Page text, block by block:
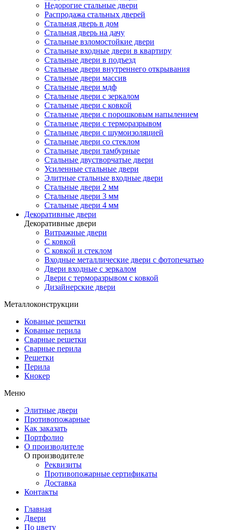
Недорогие стальные двери
Распродажа стальных дверей
Стальная дверь в дом
Стальная дверь на дачу
Стальные взломостойкие двери
Стальные входные двери в квартиру
Стальные двери в подъезд
Стальные двери внутреннего открывания
Стальные двери массив
Стальные двери мдф
Стальные двери с зеркалом
Стальные двери с ковкой
Стальные двери с порошковым напылением
Стальные двери с терморазрывом
Стальные двери с шумоизоляцией
Стальные двери со стеклом
Стальные двери тамбурные
Стальные двустворчатые двери
Усиленные стальные двери
Элитные стальные входные двери
Стальные двери 2 мм
Стальные двери 3 мм
Стальные двери 4 мм
Декоративные двери
Декоративные двери
Витражные двери
С ковкой
С ковкой и стеклом
Входные металлические двери с фотопечатью
Двери входные с зеркалом
Двери с терморазрывом с ковкой
Дизайнерские двери
Металлоконструкции
Кованые решетки
Кованые перила
Сварные решетки
Сварные перила
Решетки
Перила
Кнокер
Меню
Элитные двери
Противопожарные
Как заказать
Портфолио
О производителе
О производителе
Реквизиты
Противопожарные сертификаты
Доставка
Контакты
Главная
Двери
По цвету